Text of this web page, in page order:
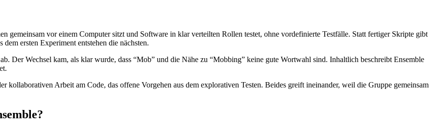
gemeinsam vor einem Computer sitzt und Software in klar verteilten Rollen testet, ohne vordefinierte Testfälle. Statt fertiger Skripte gibt
ersten Experiment entstehen die nächsten.
Der Wechsel kam, als klar wurde, dass “Mob” und die Nähe zu “Mobbing” keine gute Wortwahl sind. Inhaltlich beschreibt Ensemble
kollaborativen Arbeit am Code, das offene Vorgehen aus dem explorativen Testen. Beides greift ineinander, weil die Gruppe gemeinsam